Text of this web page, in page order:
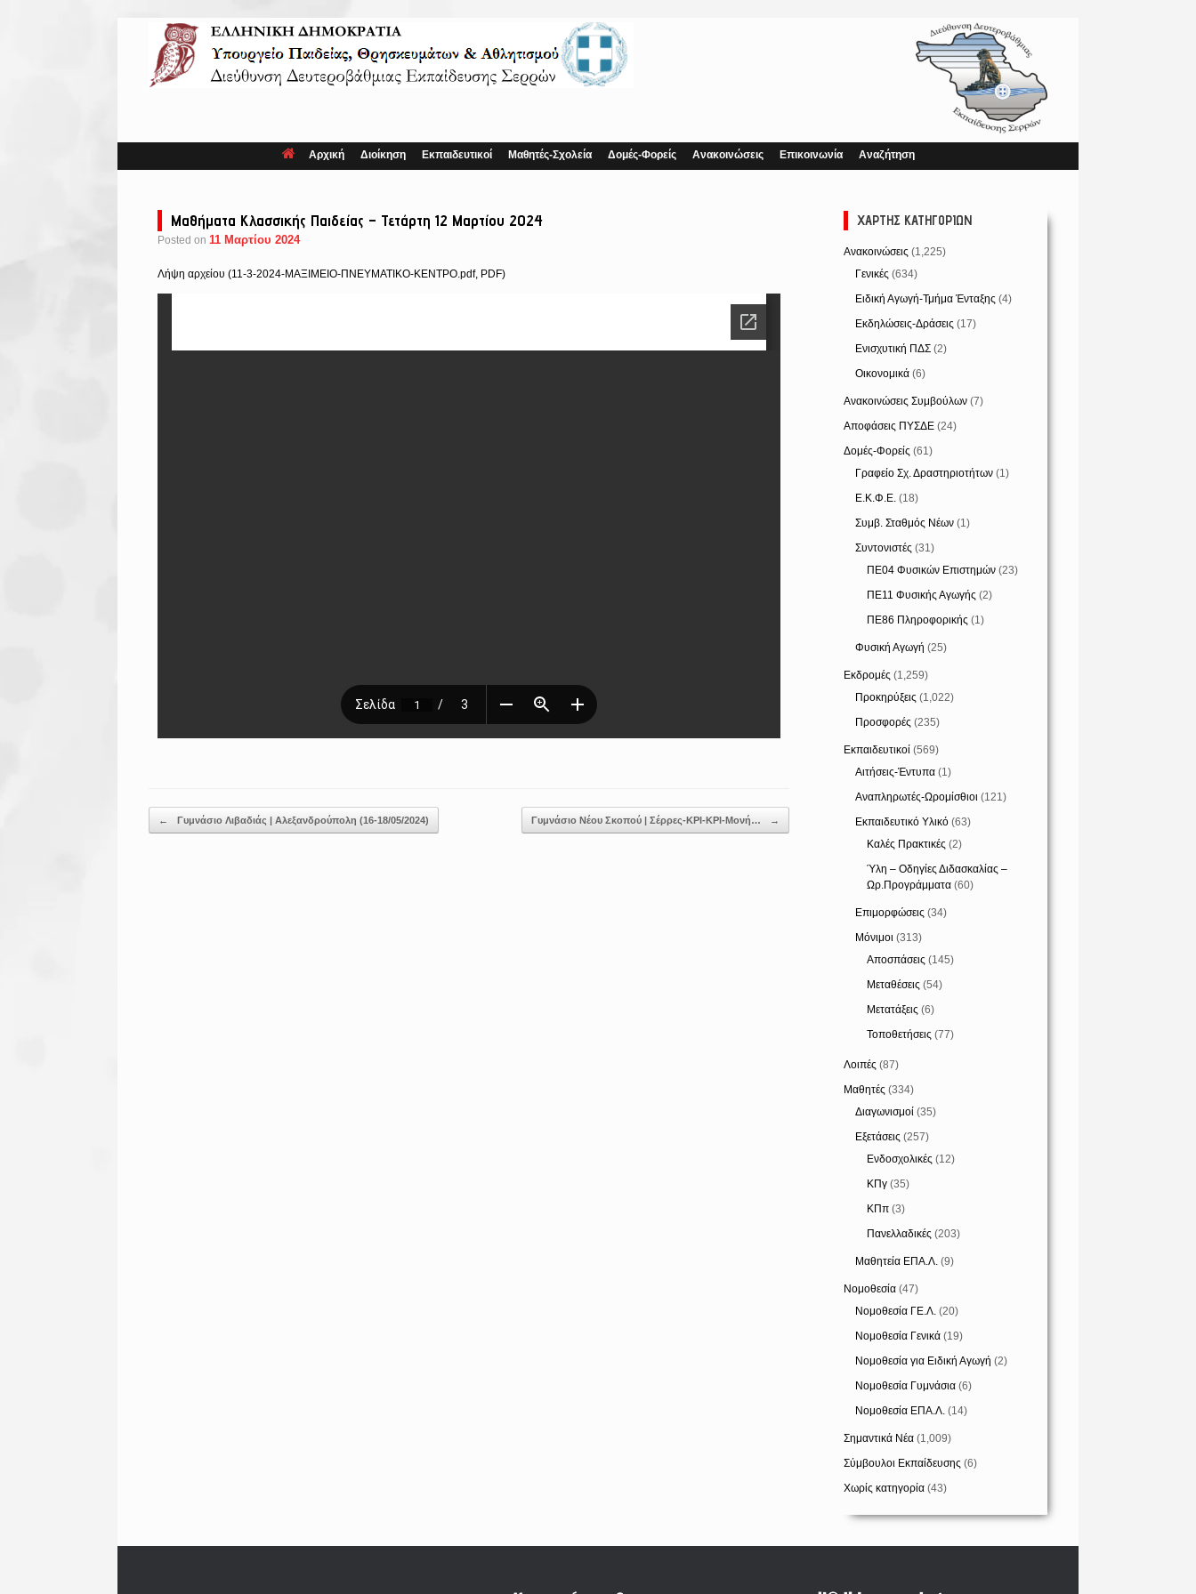
Αρχική Διοίκηση Εκπαιδευτικοί Μαθητές-Σχολεία Δομές-Φορείς Ανακοινώσεις Επικοινωνία Αναζήτηση
Μαθήματα Κλασσικής Παιδείας – Τετάρτη 12 Μαρτίου 2024
Posted on 11 Μαρτίου 2024
Λήψη αρχείου (11-3-2024-ΜΑΞΙΜΕΙΟ-ΠΝΕΥΜΑΤΙΚΟ-ΚΕΝΤΡΟ.pdf, PDF)
Post navigation
← Γυμνάσιο Λιβαδιάς | Αλεξανδρούπολη (16-18/05/2024) Γυμνάσιο Νέου Σκοπού | Σέρρες-ΚΡΙ-ΚΡΙ-Μονή… →
ΧΆΡΤΗΣ ΚΑΤΗΓΟΡΙΏΝ
Ανακοινώσεις (1,225)
Γενικές (634)
Ειδική Αγωγή-Τμήμα Ένταξης (4)
Εκδηλώσεις-Δράσεις (17)
Ενισχυτική ΠΔΣ (2)
Οικονομικά (6)
Ανακοινώσεις Συμβούλων (7)
Αποφάσεις ΠΥΣΔΕ (24)
Δομές-Φορείς (61)
Γραφείο Σχ. Δραστηριοτήτων (1)
Ε.Κ.Φ.Ε. (18)
Συμβ. Σταθμός Νέων (1)
Συντονιστές (31)
ΠΕ04 Φυσικών Επιστημών (23)
ΠΕ11 Φυσικής Αγωγής (2)
ΠΕ86 Πληροφορικής (1)
Φυσική Αγωγή (25)
Εκδρομές (1,259)
Προκηρύξεις (1,022)
Προσφορές (235)
Εκπαιδευτικοί (569)
Αιτήσεις-Έντυπα (1)
Αναπληρωτές-Ωρομίσθιοι (121)
Εκπαιδευτικό Υλικό (63)
Καλές Πρακτικές (2)
Ύλη – Οδηγίες Διδασκαλίας –
Ωρ.Προγράμματα (60)
Επιμορφώσεις (34)
Μόνιμοι (313)
Αποσπάσεις (145)
Μεταθέσεις (54)
Μετατάξεις (6)
Τοποθετήσεις (77)
Λοιπές (87)
Μαθητές (334)
Διαγωνισμοί (35)
Εξετάσεις (257)
Ενδοσχολικές (12)
ΚΠγ (35)
ΚΠπ (3)
Πανελλαδικές (203)
Μαθητεία ΕΠΑ.Λ. (9)
Νομοθεσία (47)
Νομοθεσία ΓΕ.Λ. (20)
Νομοθεσία Γενικά (19)
Νομοθεσία για Ειδική Αγωγή (2)
Νομοθεσία Γυμνάσια (6)
Νομοθεσία ΕΠΑ.Λ. (14)
Σημαντικά Νέα (1,009)
Σύμβουλοι Εκπαίδευσης (6)
Χωρίς κατηγορία (43)